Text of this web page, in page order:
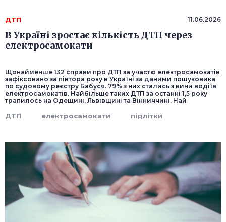
ДТП 11.06.2026
В Україні зростає кількість ДТП через
електросамокати
Щонайменше 132 справи про ДТП за участю електросамокатів
зафіксовано за півтора року в Україні за даними пошуковика
по судовому реєстру Бабуся. 79% з них стались з вини водіїв
електросамокатів. Найбільше таких ДТП за останні 1,5 року
трапилось на Одещині, Львівщині та Вінниччині. Най
ДТП електросамокати підлітки